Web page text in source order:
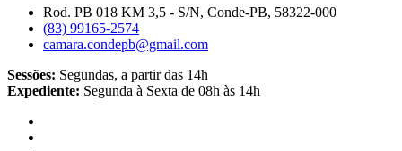
Rod. PB 018 KM 3,5 - S/N, Conde-PB, 58322-000
(83) 99165-2574
camara.condepb@gmail.com
Sessões: Segundas, a partir das 14h
Expediente: Segunda à Sexta de 08h às 14h